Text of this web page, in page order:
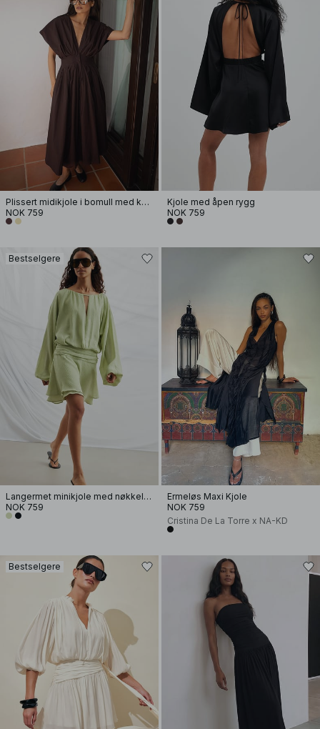
Plissert midikjole i bomull med korte ermer
NOK 759
Kjole med åpen rygg
NOK 759
Bestselgere
Langermet minikjole med nøkkelhull
NOK 759
Ermeløs Maxi Kjole
NOK 759
Cristina De La Torre x NA-KD
Bestselgere